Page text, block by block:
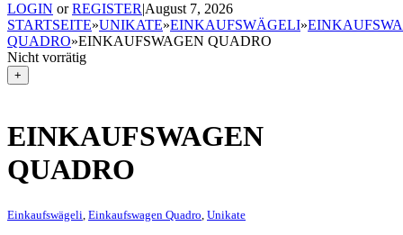
LOGIN orREGISTER|August 7, 2026
STARTSEITE»UNIKATE»EINKAUFSWÄGELI»
QUADRO»EINKAUFSWAGEN QUADRO
Nicht vorrätig
+
EINKAUFSWAGEN
QUADRO
Einkaufswägeli Einkaufswagen Quadro Unikate